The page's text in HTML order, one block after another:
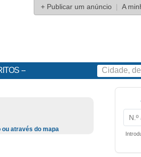
+ Publicar um anúncio | A
através do mapa